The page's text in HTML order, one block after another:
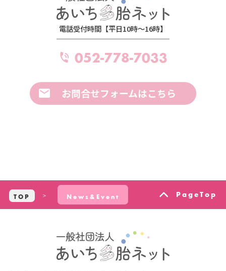
電話受付時間【平日10時～16時】
052-778-7033
お問合せフォームはこちら
TOP News&Event PageTop